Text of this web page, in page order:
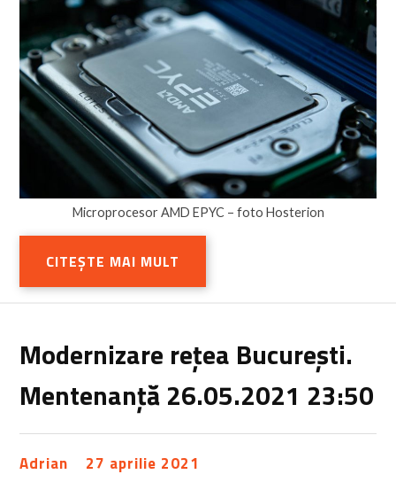
Microprocesor AMD EPYC – foto Hosterion
CITEȘTE MAI MULT
Modernizare rețea București.
Mentenanță 26.05.2021 23:50
Adrian 27 aprilie 2021